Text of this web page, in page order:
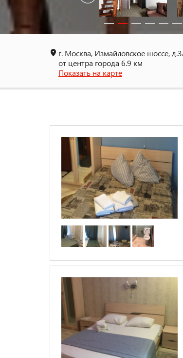
г. Москва, Измайловское шоссе,
от центра города 6.9 км
Показать на карте